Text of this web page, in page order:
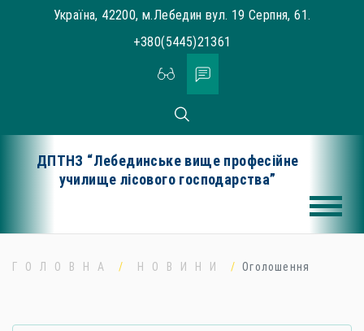
Україна, 42200, м.Лебедин вул. 19 Серпня, 61.
+380(5445)21361
ДПТНЗ “Лебединське вище професійне
училище лісового господарства”
ГОЛОВНА НОВИНИ Оголошення